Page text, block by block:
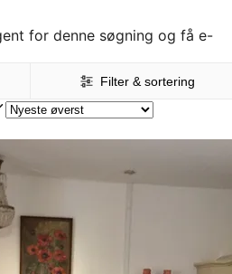
for denne søgning og få e-
Filter & sortering